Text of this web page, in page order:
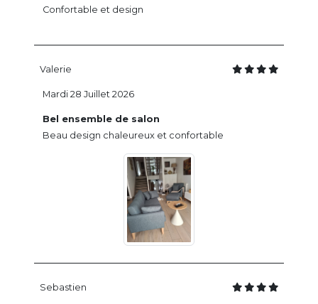
Confortable et design
Valerie
Bel ensemble de salon
Beau design chaleureux et confortable
Mardi 28 Juillet 2026
Sebastien